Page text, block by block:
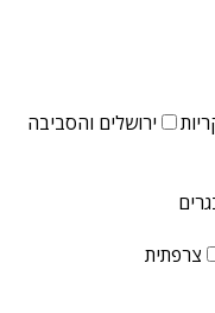
ירושלים והסביבה
צרפתית